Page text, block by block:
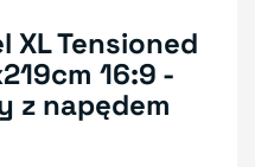
XL Tensioned
16:9 -
z napędem